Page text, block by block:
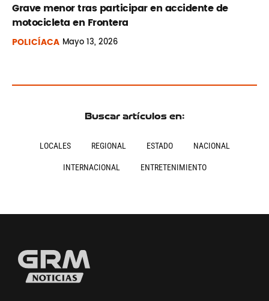
Grave menor tras participar en accidente de
motocicleta en Frontera
POLICÍACA Mayo13, 2026
Buscar artículos en:
LOCALES REGIONAL ESTADO NACIONAL
INTERNACIONAL ENTRETENIMIENTO